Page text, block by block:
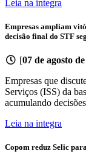
Leia na integra
Empresas ampliam
decisão final do STF
[07 de agosto
Empresas que
Serviços (ISS) da
acumulando
Leia na integra
Copom reduz Selic